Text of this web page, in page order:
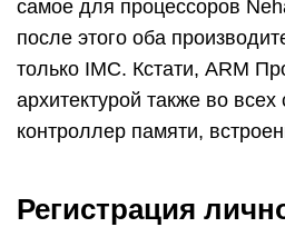
самое для процессоров
после этого оба
только IMC. Кстати, ARM
архитектурой также во
контроллер памяти,
Регистрация